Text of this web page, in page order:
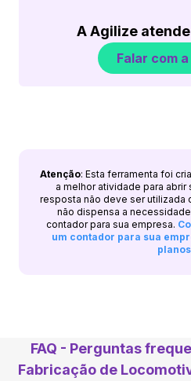
A Agilize atende
Falar com
Atenção: Esta ferramenta foi
a melhor atividade para abrir
resposta não deve ser utilizada
não dispensa a
contador para sua empresa.
um contador para sua
planos
FAQ - Perguntas
Fabricação de